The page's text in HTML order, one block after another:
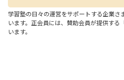
学習塾の日々の運営をサポートする企業さ
います。正会員には、賛助会員が提供す
います。